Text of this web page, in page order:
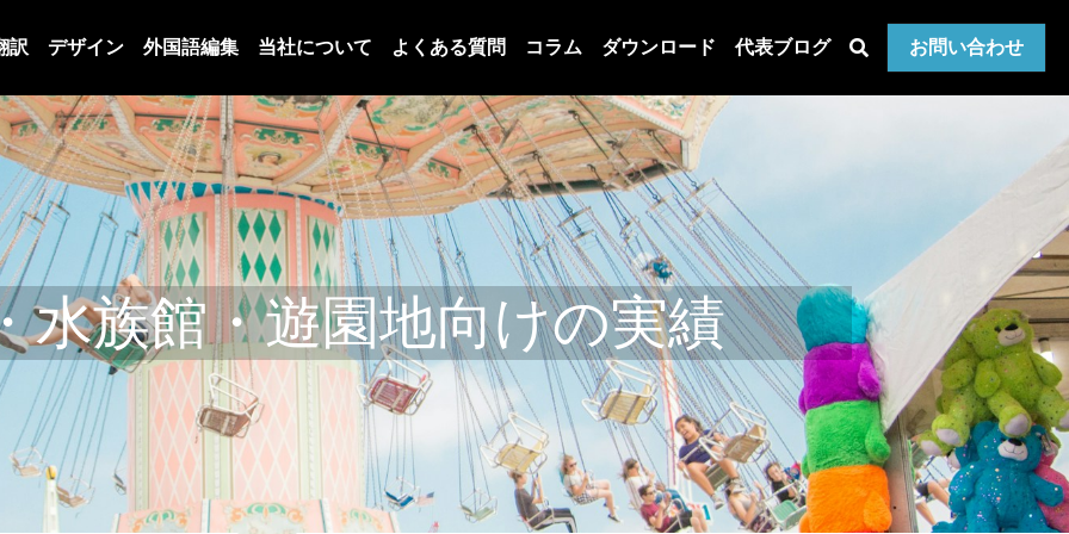
訳 デザイン 外国語編集 当社について よくある質問 コラム ダウンロード 代表ブログ お問い合わせ
水族館・遊園地向けの実績